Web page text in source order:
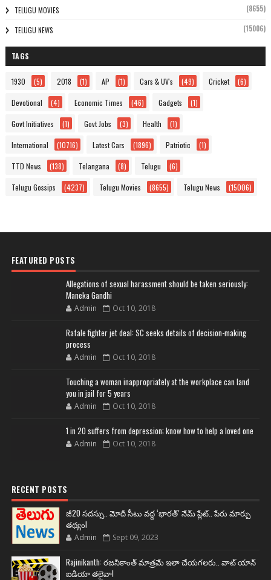
TELUGU MOVIES (8655)
TELUGU NEWS (15006)
TAGS
1930 (5) 2018 (1) AP (1) Cars & UV's (49) Cricket (6)
Devotional (4) Economic Times (46) Gadgets (1)
Govt Initiatives (1) Govt Jobs (3) Health (1)
International (10716) Latest Cars (1896) Patriotic (1)
TTD News (138) Telangana (8) Telugu (6)
Telugu Gossips (4237) Telugu Movies (8655) Telugu News (15006)
FEATURED POSTS
Allegations of sexual harassment should be taken seriously:
Maneka Gandhi
Admin Oct 10, 2018
Rafale fighter jet deal: SC seeks details of decision-making
process
Admin Oct 10, 2018
Touching a woman inappropriately at the workplace can land
you in jail for 5 years
Admin Oct 10, 2018
1 in 20 suffers from depression; know how to help a loved one
Admin Oct 10, 2018
RECENT POSTS
జీ20 సదస్సు.. మోదీ సీటు వద్ద ‘భారత్’ నేమ్ ప్లేట్‌.. పేరు మార్పు
తథ్యం!
Admin Sept 09, 2023
Rajinikanth: రజనీకాంత్ మాత్రమే ఇలా చేయగలరు.. వాట్ యాన్
ఐడియా తలైవా!